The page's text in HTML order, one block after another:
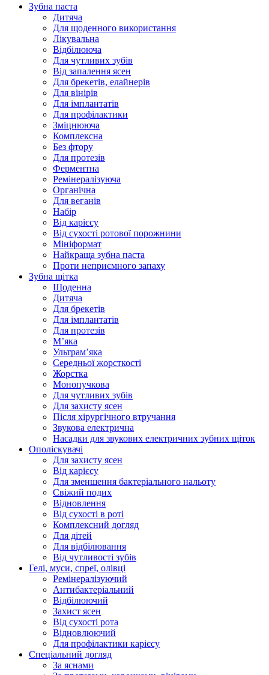
Зубна паста
Дитяча
Для щоденного використання
Лікувальна
Відбілююча
Для чутливих зубів
Від запалення ясен
Для брекетів, елайнерів
Для вінірів
Для імплантатів
Для профілактики
Зміцнююча
Комплексна
Без фтору
Для протезів
Ферментна
Ремінералізуюча
Органічна
Для веганів
Набір
Від карієсу
Від сухості ротової порожнини
Мініформат
Найкраща зубна паста
Проти неприємного запаху
Зубна щітка
Щоденна
Дитяча
Для брекетів
Для імплантатів
Для протезів
Мʼяка
Ультрамʼяка
Середньої жорсткості
Жорстка
Монопучкова
Для чутливих зубів
Для захисту ясен
Після хірургічного втручання
Звукова електрична
Насадки для звукових електричних зубних щіток
Ополіскувачі
Для захисту ясен
Від карієсу
Для зменшення бактеріального нальоту
Свіжий подих
Відновлення
Від сухості в роті
Комплексний догляд
Для дітей
Для відбілювання
Від чутливості зубів
Гелі, муси, спреї, олівці
Ремінералізуючий
Антибактеріальний
Відбілюючий
Захист ясен
Від сухості рота
Відновлюючий
Для профілактики карієсу
Спеціальний догляд
За яснами